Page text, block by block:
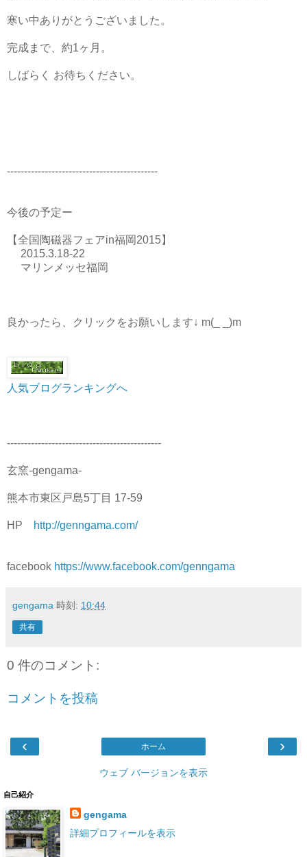
寒い中ありがとうございました。
完成まで、約1ヶ月。
しばらく お待ちください。
--------------------------------------------
今後の予定ー
【全国陶磁器フェアin福岡2015】
2015.3.18-22
マリンメッセ福岡
良かったら、クリックをお願いします↓ m(_ _)m
人気ブログランキングへ
---------------------------------------------
玄窯-gengama-
熊本市東区戸島5丁目 17-59
HP http://genngama.com/
facebook https://www.facebook.com/genngama
gengama 時刻: 10:44
共有
0 件のコメント:
コメントを投稿
‹ ›
ホーム
ウェブ バージョンを表示
自己紹介
gengama
詳細プロフィールを表示